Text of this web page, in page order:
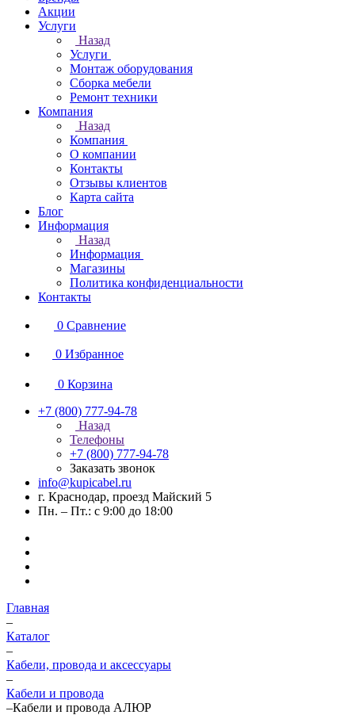
Акции
Услуги
Назад
Услуги
Монтаж оборудования
Сборка мебели
Ремонт техники
Компания
Назад
Компания
О компании
Контакты
Отзывы клиентов
Карта сайта
Блог
Информация
Назад
Информация
Магазины
Политика конфиденциальности
Контакты
0 Сравнение
0 Избранное
0 Корзина
+7 (800) 777-94-78
Назад
Телефоны
+7 (800) 777-94-78
Заказать звонок
info@kupicabel.ru
г. Краснодар, проезд Майский 5
Пн. – Пт.: с 9:00 до 18:00
Главная
–
Каталог
–
Кабели, провода и аксессуары
–
Кабели и провода
–Кабели и провода АЛЮР